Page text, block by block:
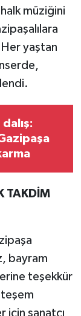
müziğini
yaştan
TAKDİM
bayram
teşekkür
için sanatçı